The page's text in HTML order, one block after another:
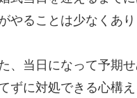
やることは少なくあり
、当日になって予期
ずに対処できる心構え